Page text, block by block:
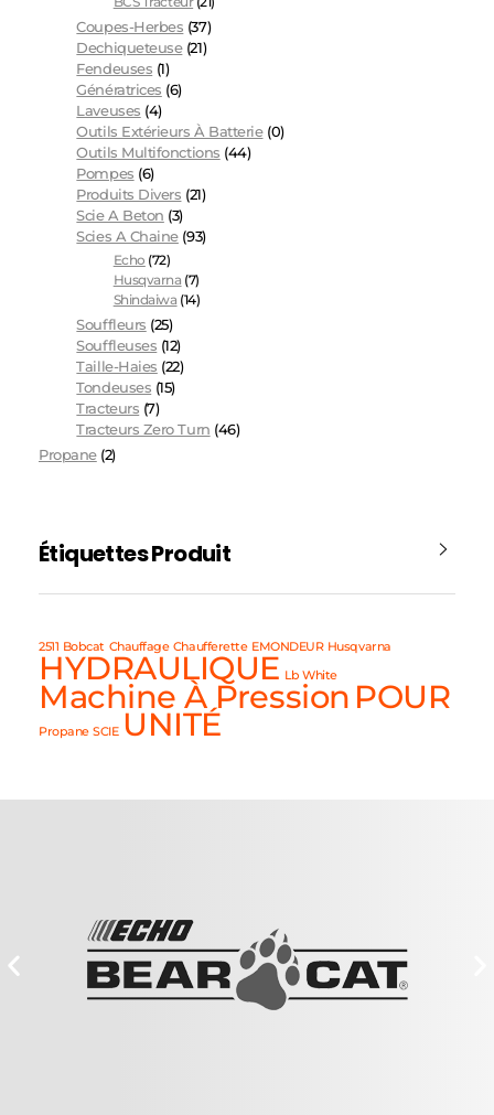
Coupes-Herbes (37)
Dechiqueteuse (21)
Fendeuses (1)
Génératrices (6)
Laveuses (4)
Outils Extérieurs À Batterie (0)
Outils Multifonctions (44)
Pompes (6)
Produits Divers (21)
Scie A Beton (3)
Scies A Chaine (93)
Echo (72)
Husqvarna (7)
Shindaiwa (14)
Souffleurs (25)
Souffleuses (12)
Taille-Haies (22)
Tondeuses (15)
Tracteurs (7)
Tracteurs Zero Turn (46)
Propane (2)
Étiquettes Produit
2511 Bobcat Chauffage Chaufferette EMONDEUR Husqvarna
HYDRAULIQUE Lb White
Machine À Pression POUR
Propane SCIE UNITÉ